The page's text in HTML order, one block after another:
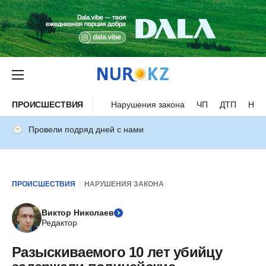
ПРОИСШЕСТВИЯ Нарушения закона ЧП ДТП
Провели подряд дней с нами
ПРОИСШЕСТВИЯ НАРУШЕНИЯ ЗАКОНА
Виктор Николаев
Редактор
Разыскиваемого 10 лет убийцу